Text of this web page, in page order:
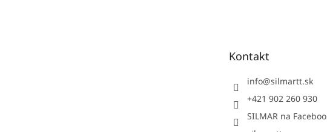
Kontakt
info@silmartt.sk
+421 902 260 930
SILMAR na